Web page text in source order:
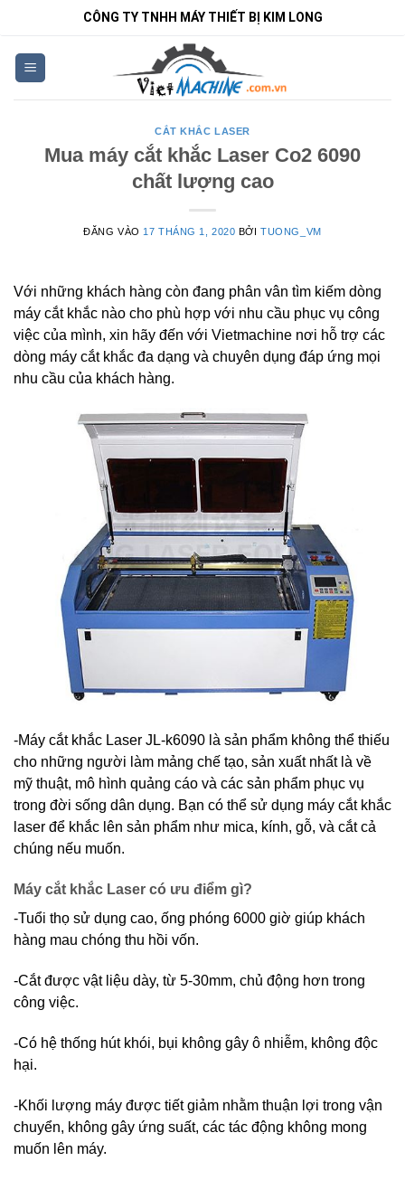
nội
dung
CÔNG TY TNHH MÁY THIẾT BỊ KIM LONG
CẮT KHẮC LASER
Mua máy cắt khắc Laser Co2 6090
chất lượng cao
ĐĂNG VÀO 17 THÁNG 1, 2020 BỞITUONG_VM
Với những khách hàng còn đang phân vân tìm kiếm dòng
máy cắt khắc nào cho phù hợp với nhu cầu phục vụ công
việc của mình, xin hãy đến với Vietmachine nơi hỗ trợ các
dòng máy cắt khắc đa dạng và chuyên dụng đáp ứng mọi
nhu cầu của khách hàng.
-Máy cắt khắc Laser JL-k6090 là sản phẩm không thể thiếu
cho những người làm mảng chế tạo, sản xuất nhất là về
mỹ thuật, mô hình quảng cáo và các sản phẩm phục vụ
trong đời sống dân dụng. Bạn có thể sử dụng máy cắt khắc
laser để khắc lên sản phẩm như mica, kính, gỗ, và cắt cả
chúng nếu muốn.
Máy cắt khắc Laser có ưu điểm gì?
-Tuổi thọ sử dụng cao, ống phóng 6000 giờ giúp khách
hàng mau chóng thu hồi vốn.
-Cắt được vật liệu dày, từ 5-30mm, chủ động hơn trong
công việc.
-Có hệ thống hút khói, bụi không gây ô nhiễm, không độc
hại.
-Khối lượng máy được tiết giảm nhằm thuận lợi trong vận
chuyển, không gây ứng suất, các tác động không mong
muốn lên máy.